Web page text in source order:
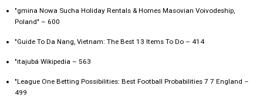
"gmina Nowa Sucha Holiday Rentals & Homes Masovian Voivodeship,
Poland" – 600
"Guide To Da Nang, Vietnam: The Best 13 Items To Do – 414
"itajubá Wikipedia – 563
"League One Betting Possibilities: Best Football Probabilities 7 7 England –
499